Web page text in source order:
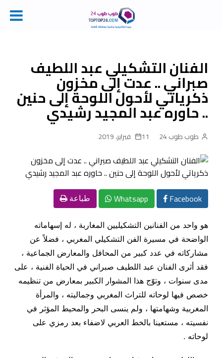
contentالفنان التشكيلي عبد اللطيف
صبراني .. عدت إلى مخزون
ذكرياتي لأحول اللوحة إلى حنين
.. حاوره عبد المجيد رشيدي‎
طوب طوب 24 11 فبراير، 2019
Facebook
Whatsapp طباعة
هو واحد من الفنانين التشكيليين المغاربة ، له إسهاماته
الواضحة في مسيرة الفن التشكيلي المغربي ، فضلاً عن
مشاركاته في عدد كبير من المحافل والمعارض الجماعية ،
فقد أثرى الفنان عبد اللطيف صبراني في الحياة الفنية ، على
مدى سنوات ، وتوّج هذا المشوار الكبير بمعارض من تنظيمه
خصص فيها لوحاته للتراث المغربي وجماليته ، والمرأة
المغربية وشهامتها ، ولم ينسى البحر والمحيط المؤثر في
نفسيته ، مستعينا بالخط العربي لاضفاء بعد رمزي على
لوحاته .